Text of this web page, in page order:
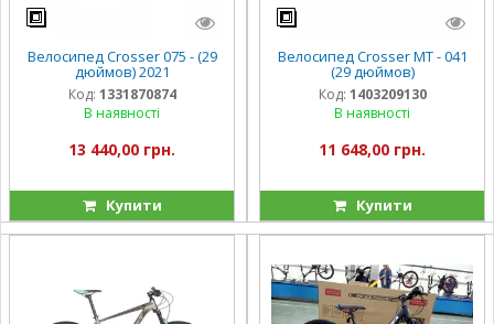
Велосипед Crosser 075 - (29
дюймов) 2021
Код: 1331870874
В наявності
13 440,00 грн.
Купити
Велосипед Crosser МТ - 041
(29 дюймов)
Код: 1403209130
В наявності
11 648,00 грн.
Купити